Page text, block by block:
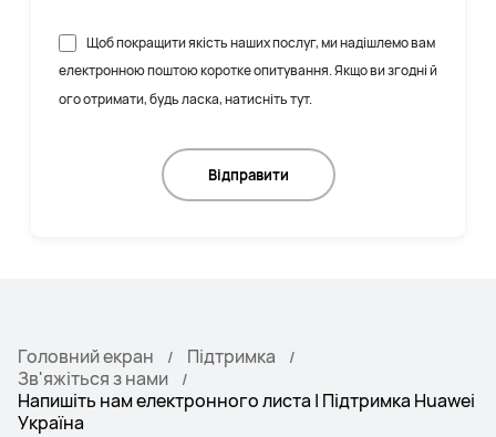
Щоб покращити якість наших послуг, ми надішлемо вам
електронною поштою коротке опитування. Якщо ви згодні й
ого отримати, будь ласка, натисніть тут.
Відправити
Головний екран
Підтримка
Зв'яжіться з нами
Напишіть нам електронного листа | Підтримка Huawei
Україна